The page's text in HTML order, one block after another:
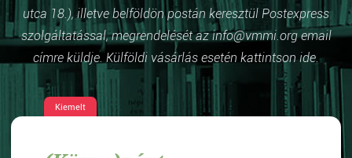
utca 18.), illetve belföldön postán keresztül Postexpress
szolgáltatással, megrendelését az info@vmmi.org email
címre küldje. Külföldi vásárlás esetén kattintson ide.
Kiemelt